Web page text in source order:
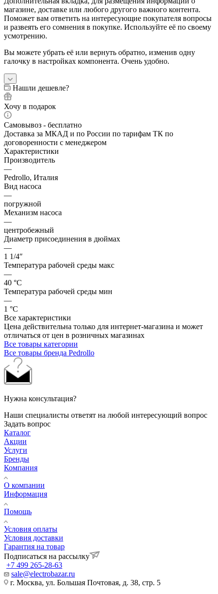
магазине, доставке или любого другого важного контента.
Поможет вам ответить на интересующие покупателя вопросы
и развеять его сомнения в покупке. Используйте её по своему
усмотрению.
Вы можете убрать её или вернуть обратно, изменив одну
галочку в настройках компонента. Очень удобно.
Нашли дешевле?
Хочу в подарок
Самовывоз - бесплатно
Доставка за МКАД и по России по тарифам ТК по
договоренности с менеджером
Характеристики
Производитель
—
Pedrollo, Италия
Вид насоса
—
погружной
Механизм насоса
—
центробежный
Диаметр присоединения в дюймах
—
1 1/4″
Температура рабочей среды макс
—
40 °С
Температура рабочей среды мин
—
1 °С
Все характеристики
Цена действительна только для интернет-магазина и может
отличаться от цен в розничных магазинах
Все товары категории
Все товары бренда Pedrollo
Нужна консультация?
Наши специалисты ответят на любой интересующий вопрос
Задать вопрос
Каталог
Акции
Услуги
Бренды
Компания
О компании
Информация
Помощь
Условия оплаты
Условия доставки
Гарантия на товар
Подписаться на рассылку
+7 499 265-28-63
sale@electrobazar.ru
г. Москва, ул. Большая Почтовая, д. 38, стр. 5